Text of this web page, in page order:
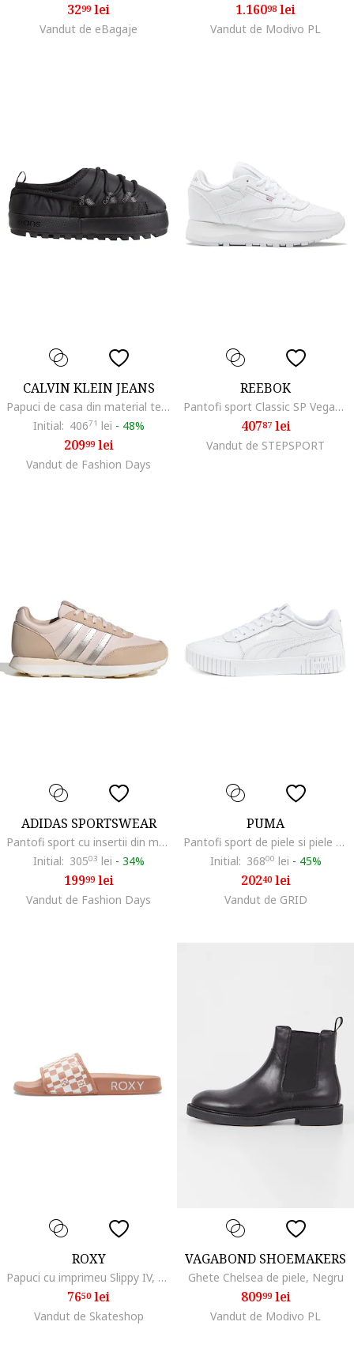
3299lei
Vandut de eBagaje
1.16098 lei
Vandut de Modivo PL
CALVIN KLEIN JEANS
Papuci de casa din material textil, Negru
Initial: 40671 lei - 48%
20999lei
Vandut de Fashion Days
REEBOK
Pantofi sport Classic SP Vegan, Alb
40787lei
Vandut de STEPSPORT
ADIDAS SPORTSWEAR
Pantofi sport cu insertii din material textil Run 60s 3.0, Roz/Bej deschis
Initial: 30503 lei - 34%
19999lei
Vandut de Fashion Days
PUMA
Pantofi sport de piele si piele ecologica Carina 2.0, Alb
Initial: 36800 lei - 45%
20240lei
Vandut de GRID
ROXY
Papuci cu imprimeu Slippy IV, Alb/Bej
7650lei
Vandut de Skateshop
VAGABOND SHOEMAKERS
Ghete Chelsea de piele, Negru
80999lei
Vandut de Modivo PL